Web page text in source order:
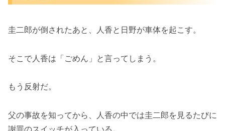
圭二郎が倒されたあと、人香と日野が車体を起こす。
そこで人香は「ごめん」と言ってしまう。
もう反射だ。
父の事故を知ってから、人香の中では圭二郎を見るたびに